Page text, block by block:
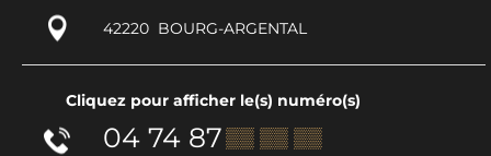
42220 BOURG-ARGENTAL
Cliquez pour afficher le(s) numéro(s)
04 74 87▒▒ ▒▒ ▒▒